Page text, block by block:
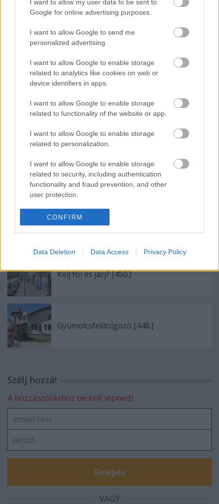
I want to allow my user data to be sent to
Google for online advertising purposes.
I want to allow Google to send me
personalized advertising.
I want to allow Google to enable storage
related to analytics like cookies on web or
device identifiers in apps.
I want to allow Google to enable storage
related to functionality of the website or app.
I want to allow Google to enable storage
related to personalization.
I want to allow Google to enable storage
related to security, including authentication
functionality and fraud prevention, and other
user protection.
CONFIRM
Data Deletion Data Access Privacy Policy
Címkék:pályázatok önkormányzat társasházak
Ajánlott bejegyzések:
Megalakult az új testület [447.]
Megszakadt az összeköttetés [485.]
A közjavak beszerzése [463.]
Kelj föl és járj? [450.]
Gyümölcsfeldolgozó [448.]
Szólj hozzá!
A hozzászóláshoz be kell lépned!
VAGY